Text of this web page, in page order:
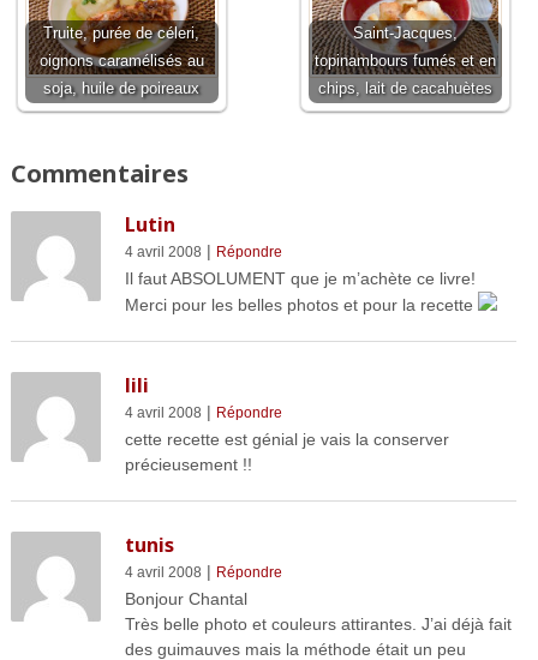
Truite, purée de céleri,
oignons caramélisés au
soja, huile de poireaux
Saint-Jacques,
topinambours fumés et en
chips, lait de cacahuètes
Commentaires
Lutin
4 avril 2008 | Répondre
Il faut ABSOLUMENT que je m’achète ce livre!
Merci pour les belles photos et pour la recette
lili
4 avril 2008 | Répondre
cette recette est génial je vais la conserver
précieusement !!
tunis
4 avril 2008 | Répondre
Bonjour Chantal
Très belle photo et couleurs attirantes. J’ai déjà fait
des guimauves mais la méthode était un peu